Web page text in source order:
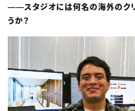
――スタジオには何名の海外のク
うか？